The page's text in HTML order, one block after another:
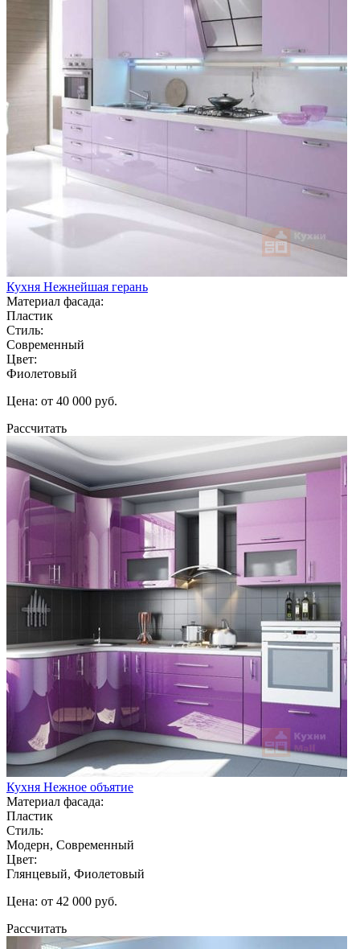
Кухня Нежнейшая герань
Материал фасада:
Пластик
Стиль:
Современный
Цвет:
Фиолетовый
Цена: от 40 000 руб.
Рассчитать
Кухня Нежное объятие
Материал фасада:
Пластик
Стиль:
Модерн, Современный
Цвет:
Глянцевый, Фиолетовый
Цена: от 42 000 руб.
Рассчитать